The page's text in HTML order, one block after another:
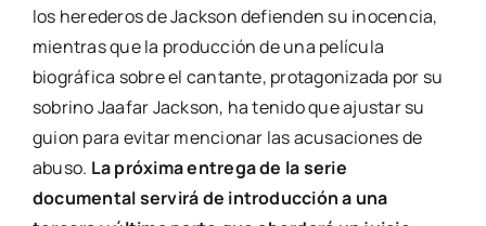
los herederos de Jackson defienden su inocencia,
mientras que la producción de una película
biográfica sobre el cantante, protagonizada por su
sobrino Jaafar Jackson, ha tenido que ajustar su
guion para evitar mencionar las acusaciones de
abuso. La próxima entrega de la serie
documental servirá de introducción a una